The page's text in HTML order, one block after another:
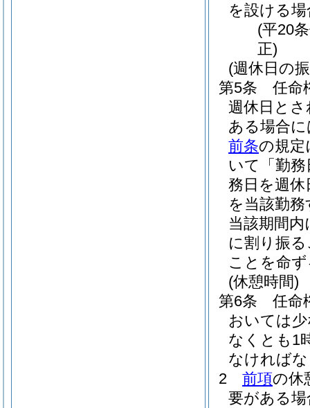
を設ける
(平20
正)
(週休日の
第5条
任命
週休日と
ある場合
前条の規定
いて「勤
務日を週
を当該勤
当該期間
に割り振
ことを命
(休憩時間)
第6条
任命
おいては
なくとも1
なければ
2
前項の休
要がある